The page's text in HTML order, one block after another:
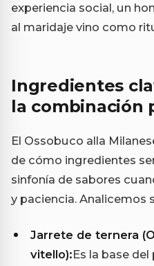
experiencia social, un
al maridaje vino como
Ingredientes
la combinación
El Ossobuco alla
de cómo ingredientes
sinfonía de sabores
y paciencia. Analicemos
Jarrete de ternera
vitello):Es la base